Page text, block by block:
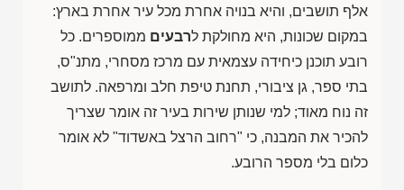
אלף תושבים, והיא בנויה אחרת מכל עיר אחרת בארץ:
במקום שכונות, היא מחולקת לרבעים ממוספרים. כל
רובע תוכנן כיחידה עצמאית עם מרכז מסחרי, מתנ"ס,
בתי ספר, גן ציבורי, תחנת טיפת חלב ומרפאה. לתושב
זה נוח מאוד; למי שנותן שירות בעיר זה אומר שצריך
להכיר את המבנה, כי "רחוב הרצל באשדוד" לא אומר
כלום בלי מספר הרובע.